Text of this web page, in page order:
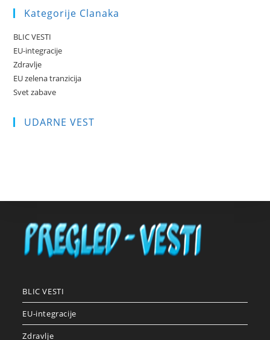
Kategorije Clanaka
BLIC VESTI
EU-integracije
Zdravlje
EU zelena tranzicija
Svet zabave
UDARNE VEST
BLIC VESTI
EU-integracije
Zdravlje